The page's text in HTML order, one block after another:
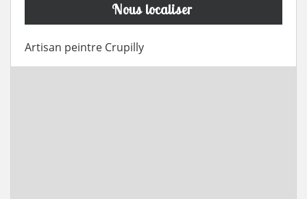
Nous localiser
Artisan peintre Crupilly